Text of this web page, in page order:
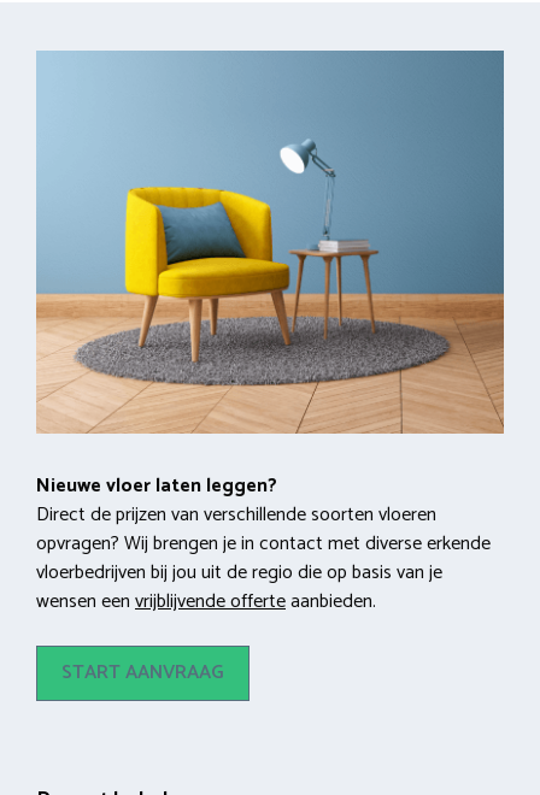
Nieuwe vloer laten leggen?
Direct de prijzen van verschillende soorten vloeren
opvragen? Wij brengen je in contact met diverse erkende
vloerbedrijven bij jou uit de regio die op basis van je
wensen eenvrijblijvende offerteaanbieden.
START AANVRAAG